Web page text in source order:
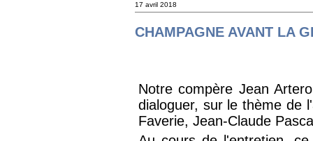
17 avril 2018
CHAMPAGNE AVANT LA
Notre compère Jean
dialoguer, sur le thème de
Faverie, Jean-Claude